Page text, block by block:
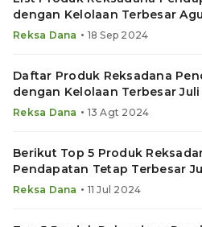
dengan Kelolaan Terbesar
Reksa Dana • 18 Sep 2024
Daftar Produk Reksadana
dengan Kelolaan Terbesar
Reksa Dana • 13 Agt 2024
Berikut Top 5 Produk
Pendapatan Tetap Terbesar
Reksa Dana • 11 Jul 2024